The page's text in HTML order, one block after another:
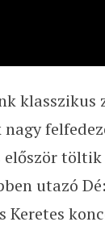
utazó
Keretes